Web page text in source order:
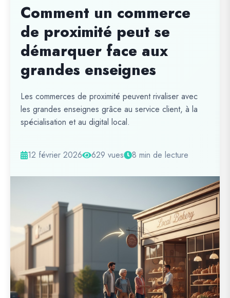
Comment un commerce
de proximité peut se
démarquer face aux
grandes enseignes
Les commerces de proximité peuvent rivaliser avec
les grandes enseignes grâce au service client, à la
spécialisation et au digital local.
12 février 2026 629 vues 8 min de lecture